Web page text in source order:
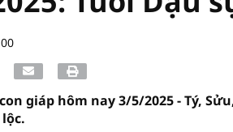
giáp hôm nay 3/5/2025 - Tý,